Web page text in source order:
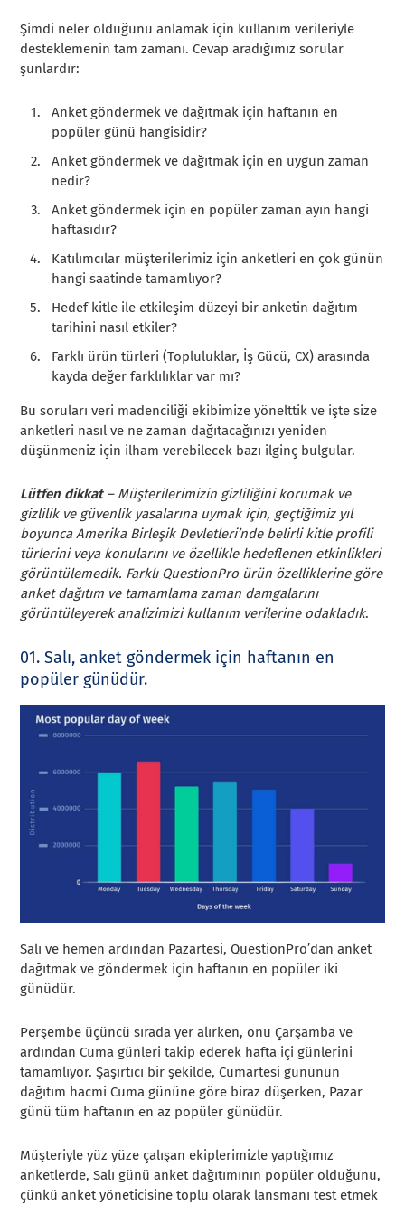
Şimdi neler olduğunu anlamak için kullanım verileriyle
desteklemenin tam zamanı. Cevap aradığımız sorular
şunlardır:
Anket göndermek ve dağıtmak için haftanın en
popüler günü hangisidir?
Anket göndermek ve dağıtmak için en uygun zaman
nedir?
Anket göndermek için en popüler zaman ayın hangi
haftasıdır?
Katılımcılar müşterilerimiz için anketleri en çok günün
hangi saatinde tamamlıyor?
Hedef kitle ile etkileşim düzeyi bir anketin dağıtım
tarihini nasıl etkiler?
Farklı ürün türleri (Topluluklar, İş Gücü, CX) arasında
kayda değer farklılıklar var mı?
Bu soruları veri madenciliği ekibimize yönelttik ve işte size
anketleri nasıl ve ne zaman dağıtacağınızı yeniden
düşünmeniz için ilham verebilecek bazı ilginç bulgular.
Lütfen dikkat– Müşterilerimizin gizliliğini korumak ve
gizlilik ve güvenlik yasalarına uymak için, geçtiğimiz yıl
boyunca Amerika Birleşik Devletleri’nde belirli kitle profili
türlerini veya konularını ve özellikle hedeflenen etkinlikleri
görüntülemedik. Farklı QuestionPro ürün özelliklerine göre
anket dağıtım ve tamamlama zaman damgalarını
görüntüleyerek analizimizi kullanım verilerine odakladık.
01. Salı, anket göndermek için haftanın en
popüler günüdür.
Salı ve hemen ardından Pazartesi, QuestionPro’dan anket
dağıtmak ve göndermek için haftanın en popüler iki
günüdür.
Perşembe üçüncü sırada yer alırken, onu Çarşamba ve
ardından Cuma günleri takip ederek hafta içi günlerini
tamamlıyor. Şaşırtıcı bir şekilde, Cumartesi gününün
dağıtım hacmi Cuma gününe göre biraz düşerken, Pazar
günü tüm haftanın en az popüler günüdür.
Müşteriyle yüz yüze çalışan ekiplerimizle yaptığımız
anketlerde, Salı günü anket dağıtımının popüler olduğunu,
çünkü anket yöneticisine toplu olarak lansmanı test etmek